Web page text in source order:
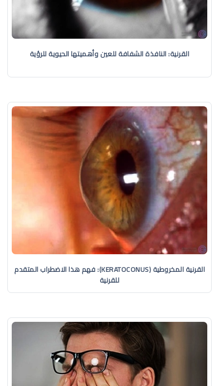
القرنية: النافذة الشفافة للعين وأهميتها الحيوية للرؤية
القرنية المخروطية (KERATOCONUS): فهم هذا الاضطراب المتقدم
للقرنية